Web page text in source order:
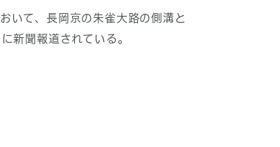
いて、長岡京の朱雀大路の側溝と
新聞報道されている。